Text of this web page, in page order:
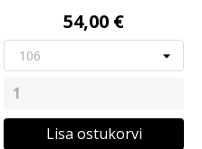
54,00 €
Lisa ostukorvi